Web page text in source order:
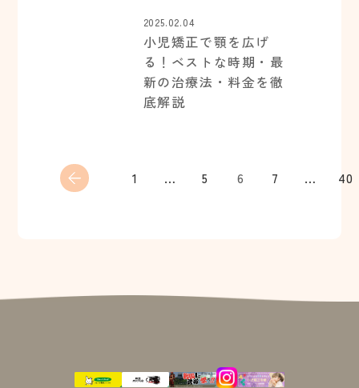
2025.02.04
小児矯正で顎を広げ
る！ベストな時期・最
新の治療法・料金を徹
底解説
1 … 5 6 7 … 40